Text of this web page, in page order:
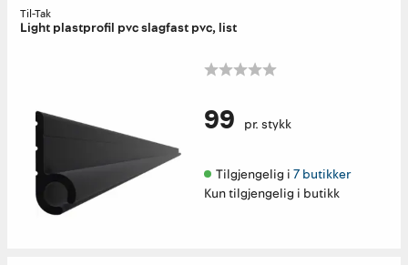
Til-Tak
Light plastprofil pvc slagfast pvc, list
99 pr. stykk
Tilgjengelig i 7 butikker
Kun tilgjengelig i butikk